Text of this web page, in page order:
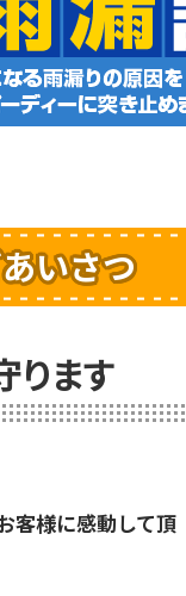
いさつ
ます
客様に感動して頂